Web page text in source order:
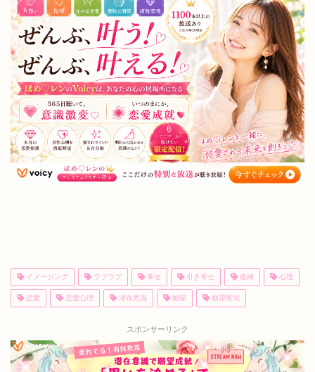
イメージング ラブラブ 幸せ 引き寄せ 復縁 心理
恋愛 恋愛心理 潜在意識 願望 願望実現
スポンサーリンク